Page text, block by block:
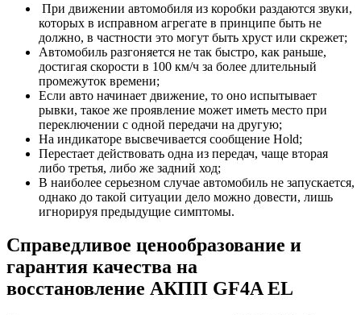
При движении автомобиля из коробки раздаются звуки,
которых в исправном агрегате в принципе быть не
должно, в частности это могут быть хруст или скрежет;
Автомобиль разгоняется не так быстро, как раньше,
достигая скорости в 100 км/ч за более длительный
промежуток времени;
Если авто начинает движение, то оно испытывает
рывки, такое же проявление может иметь место при
переключении с одной передачи на другую;
На индикаторе высвечивается сообщение Hold;
Перестает действовать одна из передач, чаще вторая
либо третья, либо же задний ход;
В наиболее серьезном случае автомобиль не запускается,
однако до такой ситуации дело можно довести, лишь
игнорируя предыдущие симптомы.
Справедливое ценообразование и
гарантия качества на
восстановление АКПП GF4A EL